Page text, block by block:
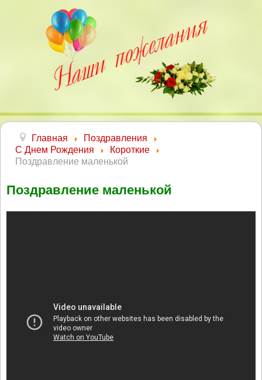
Главная
Поздравления
С Днем Рождения
Короткие
Поздравление маленькой
Поздравление маленькой